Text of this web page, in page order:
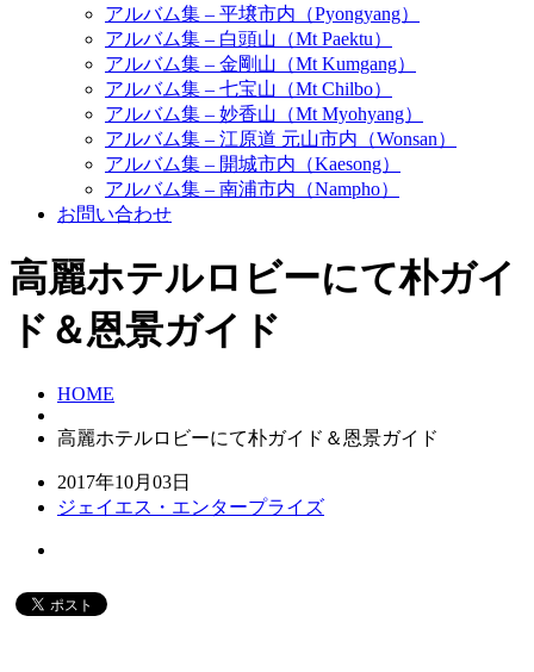
アルバム集 – 平壌市内（Pyongyang）
アルバム集 – 白頭山（Mt Paektu）
アルバム集 – 金剛山（Mt Kumgang）
アルバム集 – 七宝山（Mt Chilbo）
アルバム集 – 妙香山（Mt Myohyang）
アルバム集 – 江原道 元山市内（Wonsan）
アルバム集 – 開城市内（Kaesong）
アルバム集 – 南浦市内（Nampho）
お問い合わせ
高麗ホテルロビーにて朴ガイ
ド＆恩景ガイド
HOME
高麗ホテルロビーにて朴ガイド＆恩景ガイド
2017年10月03日
ジェイエス・エンタープライズ